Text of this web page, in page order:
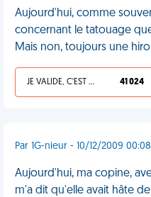
Aujourd'hui, comme
concernant le tatouage
Mais non, toujours une
JE VALIDE, C'EST UNE VDM 41 024
Par 1G-nieur - 10/12/2009 00:08
Aujourd'hui, ma copine,
m'a dit qu'elle avait hâte